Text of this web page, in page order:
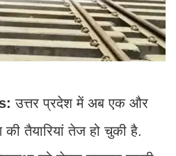
उत्तर प्रदेश में अब एक और
तैयारियां तेज हो चुकी है.